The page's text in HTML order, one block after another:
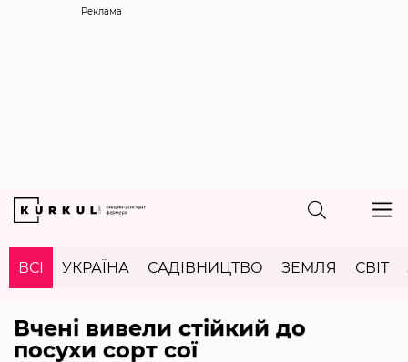
Реклама
ВСІ УКРАЇНА САДІВНИЦТВО ЗЕМЛЯ СВІТ
Вчені вивели стійкий до
посухи сорт сої